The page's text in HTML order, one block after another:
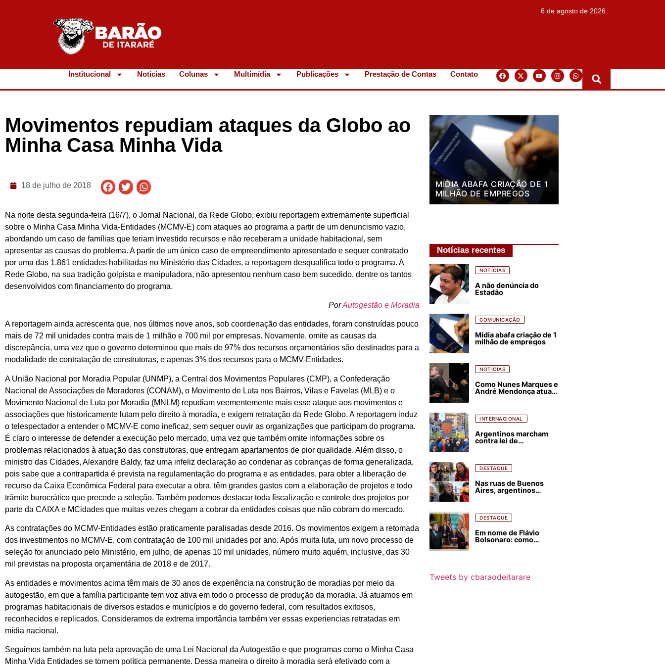
6 de agosto de 2026
Institucional Notícias Colunas Multimídia Publicações Prestação de Contas Contato
Movimentos repudiam ataques da Globo ao
Minha Casa Minha Vida
18 de julho de 2018
Na noite desta segunda-feira (16/7), o Jornal Nacional, da Rede Globo, exibiu reportagem extremamente superficial
sobre o Minha Casa Minha Vida-Entidades (MCMV-E) com ataques ao programa a partir de um denuncismo vazio,
abordando um caso de famílias que teriam investido recursos e não receberam a unidade habitacional, sem
apresentar as causas do problema. A partir de um único caso de empreendimento apresentado e sequer contratado
por uma das 1.861 entidades habilitadas no Ministério das Cidades, a reportagem desqualifica todo o programa. A
Rede Globo, na sua tradição golpista e manipuladora, não apresentou nenhum caso bem sucedido, dentre os tantos
desenvolvidos com financiamento do programa.
PorAutogestão e Moradia
A reportagem ainda acrescenta que, nos últimos nove anos, sob coordenação das entidades, foram construídas pouco
mais de 72 mil unidades contra mais de 1 milhão e 700 mil por empresas. Novamente, omite as causas da
discrepância, uma vez que o governo determinou que mais de 97% dos recursos orçamentários são destinados para a
modalidade de contratação de construtoras, e apenas 3% dos recursos para o MCMV-Entidades.
A União Nacional por Moradia Popular (UNMP), a Central dos Movimentos Populares (CMP), a Confederação
Nacional de Associações de Moradores (CONAM), o Movimento de Luta nos Bairros, Vilas e Favelas (MLB) e o
Movimento Nacional de Luta por Moradia (MNLM) repudiam veementemente mais esse ataque aos movimentos e
associações que historicamente lutam pelo direito à moradia, e exigem retratação da Rede Globo. A reportagem induz
o telespectador a entender o MCMV-E como ineficaz, sem sequer ouvir as organizações que participam do programa.
É claro o interesse de defender a execução pelo mercado, uma vez que também omite informações sobre os
problemas relacionados à atuação das construtoras, que entregam apartamentos de pior qualidade. Além disso, o
ministro das Cidades, Alexandre Baldy, faz uma infeliz declaração ao condenar as cobranças de forma generalizada,
pois sabe que a contrapartida é prevista na regulamentação do programa e as entidades, para obter a liberação de
recurso da Caixa Econômica Federal para executar a obra, têm grandes gastos com a elaboração de projetos e todo
trâmite burocrático que precede a seleção. Também podemos destacar toda fiscalização e controle dos projetos por
parte da CAIXA e MCidades que muitas vezes chegam a cobrar da entidades coisas que não cobram do mercado.
As contratações do MCMV-Entidades estão praticamente paralisadas desde 2016. Os movimentos exigem a retomada
dos investimentos no MCMV-E, com contratação de 100 mil unidades por ano. Após muita luta, um novo processo de
seleção foi anunciado pelo Ministério, em julho, de apenas 10 mil unidades, número muito aquém, inclusive, das 30
mil previstas na proposta orçamentária de 2018 e de 2017.
As entidades e movimentos acima têm mais de 30 anos de experiência na construção de moradias por meio da
autogestão, em que a família participante tem voz ativa em todo o processo de produção da moradia. Já atuamos em
programas habitacionais de diversos estados e municípios e do governo federal, com resultados exitosos,
reconhecidos e replicados. Consideramos de extrema importância também ver essas experiencias retratadas em
mídia nacional.
Seguimos também na luta pela aprovação de uma Lei Nacional da Autogestão e que programas como o Minha Casa
Minha Vida Entidades se tornem política permanente. Dessa maneira o direito à moradia será efetivado com a
MÍDIA ABAFA CRIAÇÃO DE 1
MILHÃO DE EMPREGOS
Notícias recentes
NOTÍCIAS
A não denúncia do
Estadão
COMUNICAÇÃO
Mídia abafa criação de 1
milhão de empregos
NOTÍCIAS
Como Nunes Marques e
André Mendonça atuam
INTERNACIONAL
Argentinos marcham
contra lei de
florestais
DESTAQUE
Nas ruas de Buenos
Aires, argentinos
DESTAQUE
Em nome de Flávio
Bolsonaro: como
Tweets by cbaraodeitarare